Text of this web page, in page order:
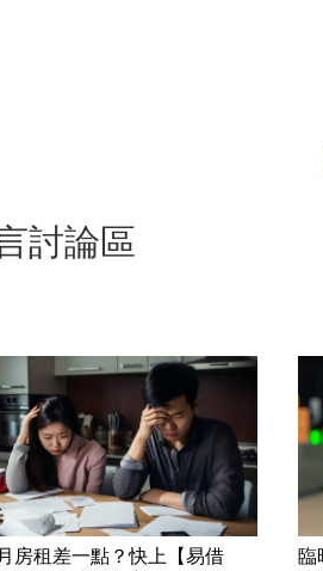
討論區
房租差一點？快上【易借
臨